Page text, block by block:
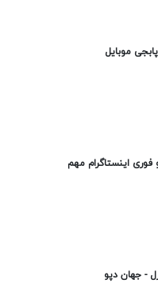
موبایل
اینستاگرام مهم
- جهان دپو